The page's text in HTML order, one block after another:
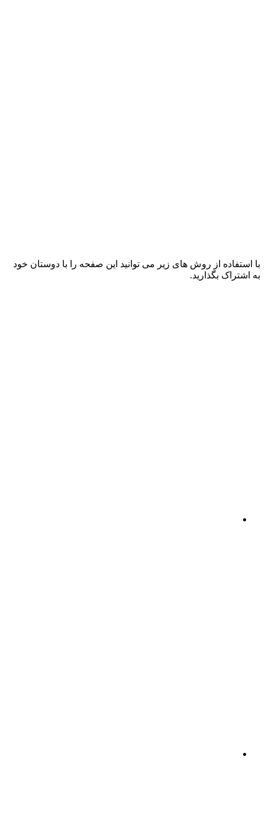
با استفاده از روش های زیر می توانید این صفحه را با دوستان خود
به اشتراک بگذارید.